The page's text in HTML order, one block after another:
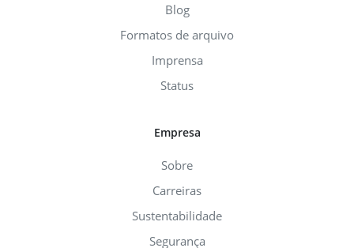
Blog
Formatos de arquivo
Imprensa
Status
Empresa
Sobre
Carreiras
Sustentabilidade
Segurança